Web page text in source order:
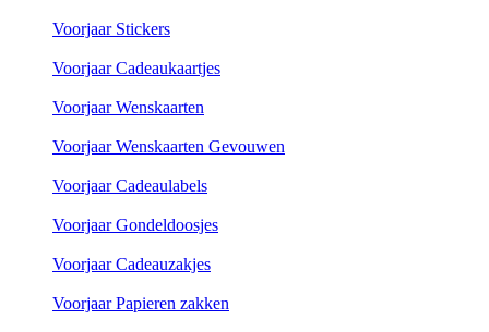
Voorjaar Stickers
Voorjaar Cadeaukaartjes
Voorjaar Wenskaarten
Voorjaar Wenskaarten Gevouwen
Voorjaar Cadeaulabels
Voorjaar Gondeldoosjes
Voorjaar Cadeauzakjes
Voorjaar Papieren zakken